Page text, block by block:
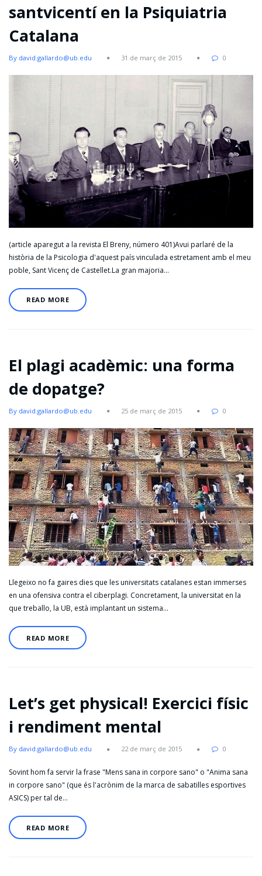
santvicentí en la Psiquiatria
Catalana
By david.gallardo@ub.edu 31 de març de 2015 0
(article aparegut a la revista El Breny, número 401)Avui parlaré de la
història de la Psicologia d'aquest país vinculada estretament amb el meu
poble, Sant Vicenç de Castellet.La gran majoria…
READ MORE
El plagi acadèmic: una forma
de dopatge?
By david.gallardo@ub.edu 25 de març de 2015 0
Llegeixo no fa gaires dies que les universitats catalanes estan immerses
en una ofensiva contra el ciberplagi. Concretament, la universitat en la
que treballo, la UB, està implantant un sistema…
READ MORE
Let’s get physical! Exercici físic
i rendiment mental
By david.gallardo@ub.edu 22 de març de 2015 0
Sovint hom fa servir la frase "Mens sana in corpore sano" o "Anima sana
in corpore sano" (que és l'acrònim de la marca de sabatilles esportives
ASICS) per tal de…
READ MORE